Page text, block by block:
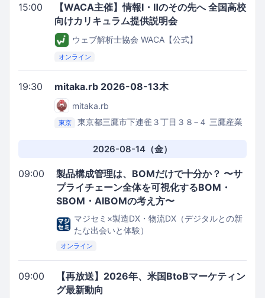
15:00
【WACA主催】情報I・Ⅱのその先へ 全国高校
向けカリキュラム提供説明会
ウェブ解析士協会 WACA【公式】
オンライン
19:30 mitaka.rb 2026-08-13木
mitaka.rb
東京 東京都三鷹市下連雀３丁目３８−４ 三鷹産業
2026-08-14（金）
09:00
製品構成管理は、BOMだけで十分か？ 〜サ
プライチェーン全体を可視化するBOM・
SBOM・AIBOMの考え方〜
マジセミ×製造DX・物流DX（デジタルとの新
たな出会いと体験）
オンライン
09:00
【再放送】2026年、米国BtoBマーケティン
グ最新動向